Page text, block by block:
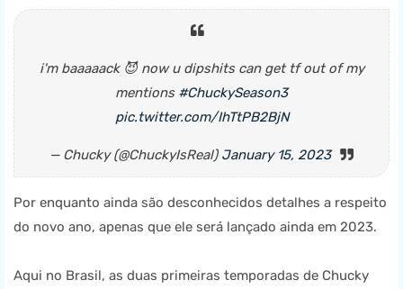
i'm baaaaack 😈 now u dipshits can get tf out of my
mentions #ChuckySeason3
pic.twitter.com/IhTtPB2BjN
— Chucky (@ChuckyIsReal) January 15, 2023
Por enquanto ainda são desconhecidos detalhes a respeito
do novo ano, apenas que ele será lançado ainda em 2023.
Aqui no Brasil, as duas primeiras temporadas de Chucky